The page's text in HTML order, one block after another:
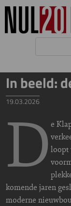
Overslaan en naar de
In beeld:
19.03.2026
D e
loopt
komende jaren
moderne